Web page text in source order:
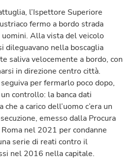
l’Ispettore Superiore
fermo a bordo strada
Alla vista del veicolo
dileguavano nella boscaglia
saliva velocemente a bordo, con
in direzione centro città.
per fermarlo poco dopo,
controllo: la banca dati
a carico dell’uomo c’era un
emesso dalla Procura
nel 2021 per condanne
serie di reati contro il
nel 2016 nella capitale.